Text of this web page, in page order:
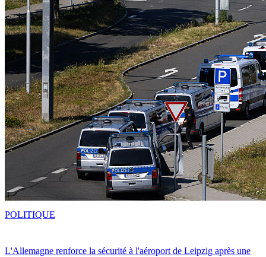
L'Allemagne renforce la sécurité à l'aéroport de Leipzig après une
POLITIQUE